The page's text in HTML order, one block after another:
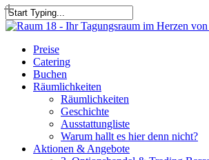
Skip
to
content
Close
Menu
Preise
Catering
Buchen
Räumlichkeiten
Räumlichkeiten
Geschichte
Ausstattungliste
Warum hallt es hier denn nicht?
Aktionen & Angebote